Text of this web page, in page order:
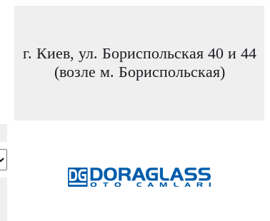
г. Киев, ул. Бориспольская 40 и 44
(возле м. Бориспольская)